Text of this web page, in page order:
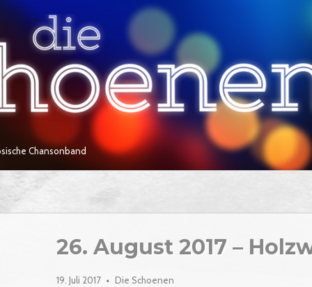
Chansonband
26. August 2017 –
19. Juli 2017 Die Schoenen